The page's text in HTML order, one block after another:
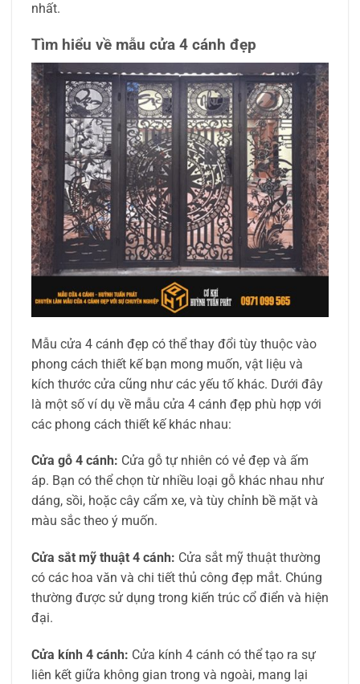
nhất.
Tìm hiểu về mẫu cửa 4 cánh đẹp
Mẫu cửa 4 cánh đẹp có thể thay đổi tùy thuộc vào
phong cách thiết kế bạn mong muốn, vật liệu và
kích thước cửa cũng như các yếu tố khác. Dưới đây
là một số ví dụ về mẫu cửa 4 cánh đẹp phù hợp với
các phong cách thiết kế khác nhau:
Cửa gỗ 4 cánh: Cửa gỗ tự nhiên có vẻ đẹp và ấm
áp. Bạn có thể chọn từ nhiều loại gỗ khác nhau như
dáng, sồi, hoặc cây cẩm xe, và tùy chỉnh bề mặt và
màu sắc theo ý muốn.
Cửa sắt mỹ thuật 4 cánh: Cửa sắt mỹ thuật thường
có các hoa văn và chi tiết thủ công đẹp mắt. Chúng
thường được sử dụng trong kiến trúc cổ điển và hiện
đại.
Cửa kính 4 cánh: Cửa kính 4 cánh có thể tạo ra sự
liên kết giữa không gian trong và ngoài, mang lại